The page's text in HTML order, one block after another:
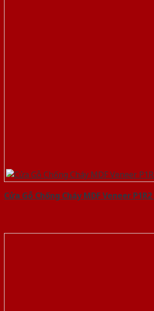
Cửa Gỗ Chống Cháy MDF Veneer